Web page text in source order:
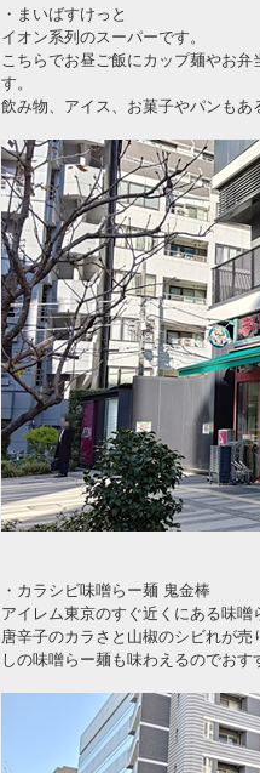
・まいばすけっと
イオン系列のスーパーです。
こちらでお昼ご飯にカップ麺やお
す。
飲み物、アイス、お菓子やパンもあ
・カラシビ味噌らー麺 鬼金棒
アイレム東京のすぐ近くにある味噌
唐辛子のカラさと山椒のシビれが
しの味噌らー麺も味わえるのでおす